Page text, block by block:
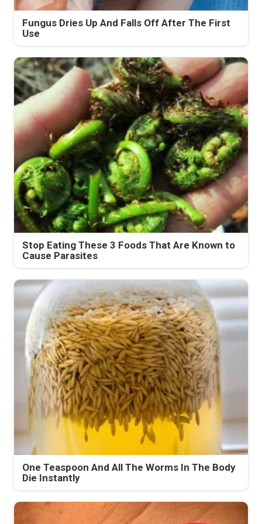
Fungus Dries Up And Falls Off After The First
Use
Stop Eating These 3 Foods That Are Known to
Cause Parasites
One Teaspoon And All The Worms In The Body
Die Instantly